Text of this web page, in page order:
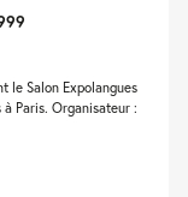
le Salon Expolangues
Paris. Organisateur :